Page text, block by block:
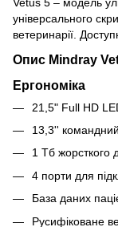
універсального
ветеринарії.
Опис Mindray
Ергономіка
21,5" Full HD
13,3''
1 Тб жорсткого
4 порти для
База даних
Русифіковане